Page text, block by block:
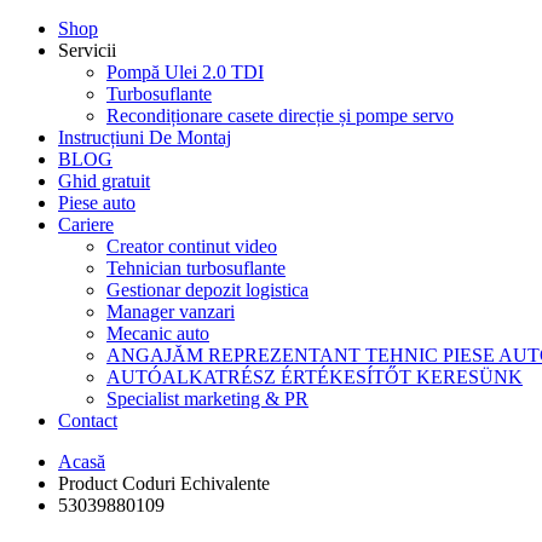
Shop
Servicii
Pompă Ulei 2.0 TDI
Turbosuflante
Recondiționare casete direcție și pompe servo
Instrucțiuni De Montaj
BLOG
Ghid gratuit
Piese auto
Cariere
Creator continut video
Tehnician turbosuflante
Gestionar depozit logistica
Manager vanzari
Mecanic auto
ANGAJĂM REPREZENTANT TEHNIC PIESE
AUTÓALKATRÉSZ ÉRTÉKESÍTŐT KERESÜNK
Specialist marketing & PR
Contact
Acasă
Product Coduri Echivalente
53039880109